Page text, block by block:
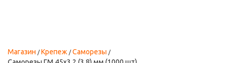
Магазин Крепеж
Саморезы